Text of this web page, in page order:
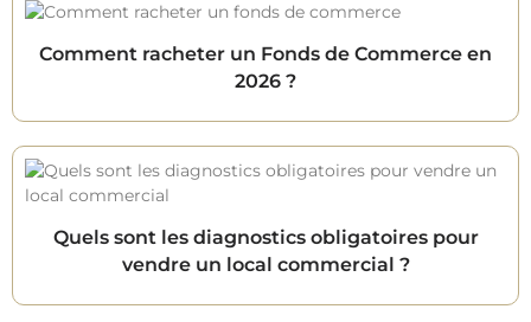
Comment racheter un Fonds de Commerce en
2026 ?
Quels sont les diagnostics obligatoires pour
vendre un local commercial ?